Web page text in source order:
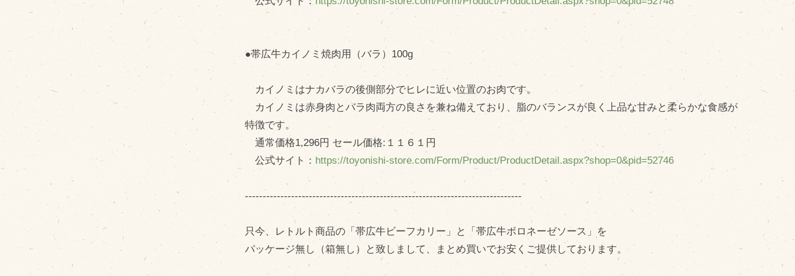
●帯広牛カイノミ焼肉用（バラ）100g
カイノミはナカバラの後側部分でヒレに近い位置のお肉です。
カイノミは赤身肉とバラ肉両方の良さを兼ね備えており、脂のバランスが良く上品な甘みと柔らかな食感が
特徴です。
通常価格1,296円 セール価格:１１６１円
公式サイト： https://toyonishi-store.com/Form/Product/ProductDetail.aspx?shop=0&pid=52746
------------------------------------------------------------------------------
只今、レトルト商品の「帯広牛ビーフカリー」と「帯広牛ボロネーゼソース」を
パッケージ無し（箱無し）と致しまして、まとめ買いでお安くご提供しております。